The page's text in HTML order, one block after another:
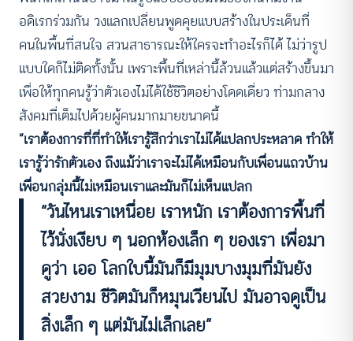
อดิเรกร่วมกัน วงแลกเปลี่ยนพูดคุยแบบสร้างในประเด็นที่
คนในพื้นที่สนใจ สวนสาธารณะให้ใครจะทำอะไรก็ได้ ไม่ว่ารูป
แบบใดก็ไม่ติดทั้งนั้น เพราะพื้นที่เหล่านี้ล้วนแล้วแต่สร้างขึ้นมา
เพื่อให้ทุกคนรู้ว่าตัวเองไม่ได้ใช้ชีวิตอย่างโดดเดี่ยว ท่ามกลาง
สังคมที่เต็มไปด้วยผู้คนมากมายขนาดนี้
“เราต้องการที่ที่ทำให้เรารู้สึกว่าเราไม่ได้แปลกประหลาด ทำให้
เรารู้ว่ารักตัวเอง ถึงแม้ว่าเราจะไม่ได้เหมือนกับเพื่อนแถวบ้าน
เพื่อนกลุ่มนี้ไม่เหมือนเราและมันก็ไม่เห็นแปลก
“วันไหนเราเหนื่อย เราหนัก เราต้องการพื้นที่
ไว้นั่งเงียบ ๆ นอกห้องเล็ก ๆ ของเรา เพื่อมา
ดูว่า เออ โลกใบนี้มันก็มีมุมบางมุมที่มันยัง
สวยงาม ชีวิตมันก็หมุนเวียนไป มันอาจดูเป็น
สิ่งเล็ก ๆ แต่มันไม่เล็กเลย”